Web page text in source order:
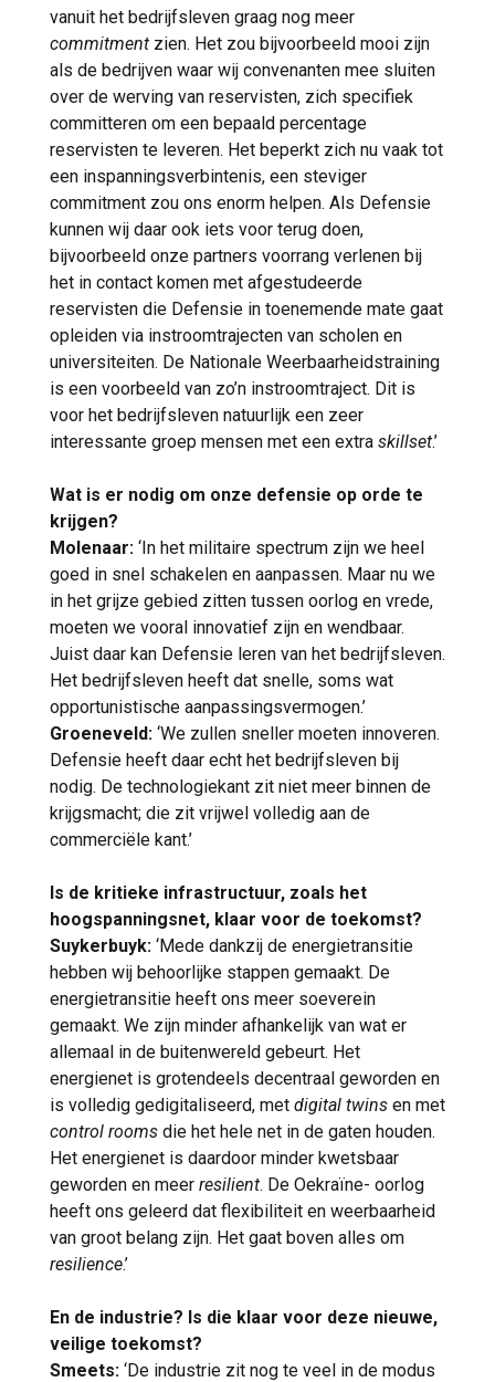
vanuit het bedrijfsleven graag nog meer
commitment zien. Het zou bijvoorbeeld mooi zijn
als de bedrijven waar wij convenanten mee sluiten
over de werving van reservisten, zich specifiek
committeren om een bepaald percentage
reservisten te leveren. Het beperkt zich nu vaak tot
een inspanningsverbintenis, een steviger
commitment zou ons enorm helpen. Als Defensie
kunnen wij daar ook iets voor terug doen,
bijvoorbeeld onze partners voorrang verlenen bij
het in contact komen met afgestudeerde
reservisten die Defensie in toenemende mate gaat
opleiden via instroomtrajecten van scholen en
universiteiten. De Nationale Weerbaarheidstraining
is een voorbeeld van zo’n instroomtraject. Dit is
voor het bedrijfsleven natuurlijk een zeer
interessante groep mensen met een extra skillset.’
Wat is er nodig om onze defensie op orde te
krijgen?
Molenaar: ‘In het militaire spectrum zijn we heel
goed in snel schakelen en aanpassen. Maar nu we
in het grijze gebied zitten tussen oorlog en vrede,
moeten we vooral innovatief zijn en wendbaar.
Juist daar kan Defensie leren van het bedrijfsleven.
Het bedrijfsleven heeft dat snelle, soms wat
opportunistische aanpassingsvermogen.’
Groeneveld: ‘We zullen sneller moeten innoveren.
Defensie heeft daar echt het bedrijfsleven bij
nodig. De technologiekant zit niet meer binnen de
krijgsmacht; die zit vrijwel volledig aan de
commerciële kant.’
Is de kritieke infrastructuur, zoals het
hoogspanningsnet, klaar voor de toekomst?
Suykerbuyk: ‘Mede dankzij de energietransitie
hebben wij behoorlijke stappen gemaakt. De
energietransitie heeft ons meer soeverein
gemaakt. We zijn minder afhankelijk van wat er
allemaal in de buitenwereld gebeurt. Het
energienet is grotendeels decentraal geworden en
is volledig gedigitaliseerd, met digital twins en met
control rooms die het hele net in de gaten houden.
Het energienet is daardoor minder kwetsbaar
geworden en meer resilient. De Oekraïne- oorlog
heeft ons geleerd dat flexibiliteit en weerbaarheid
van groot belang zijn. Het gaat boven alles om
resilience.’
En de industrie? Is die klaar voor deze nieuwe,
veilige toekomst?
Smeets: ‘De industrie zit nog te veel in de modus